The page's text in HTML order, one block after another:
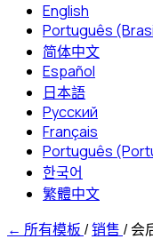
English
Português
简体中文
Español
日本語
Русский
Français
Português
한국어
繁體中文
← 所有模板 /销售 /会